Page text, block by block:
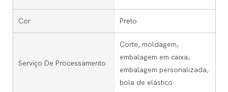
Cor Preto
Serviço De Processamento
Corte, moldagem,
embalagem em caixa,
embalagem personalizada,
bola de elástico